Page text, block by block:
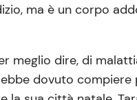
ma è un corpo
meglio dire, di
dovuto